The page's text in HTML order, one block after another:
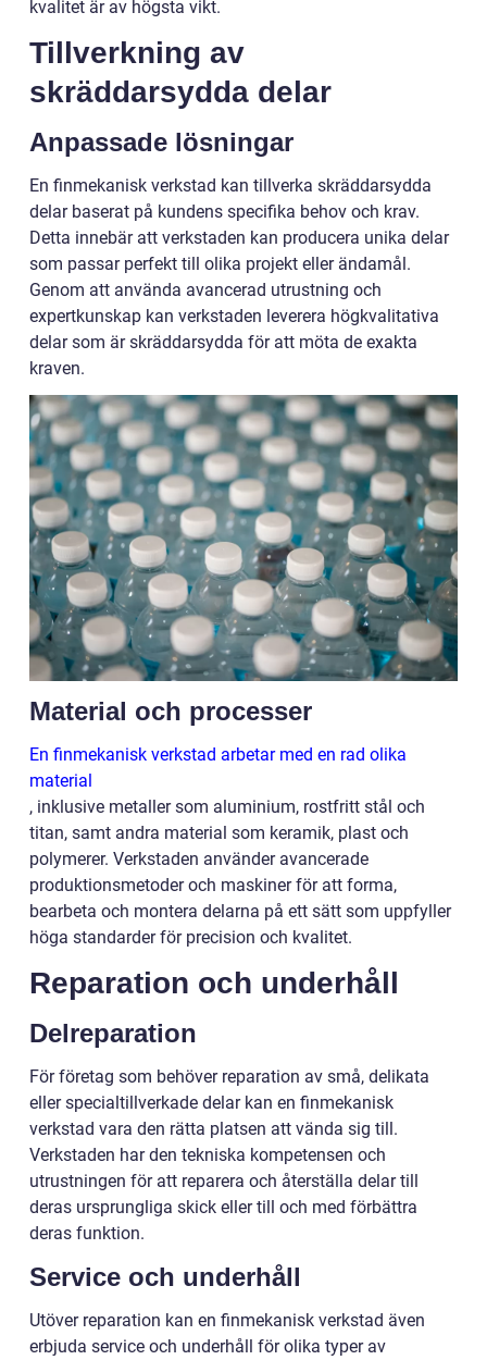
kvalitet är av högsta vikt.
Tillverkning av
skräddarsydda delar
Anpassade lösningar
En finmekanisk verkstad kan tillverka skräddarsydda
delar baserat på kundens specifika behov och krav.
Detta innebär att verkstaden kan producera unika delar
som passar perfekt till olika projekt eller ändamål.
Genom att använda avancerad utrustning och
expertkunskap kan verkstaden leverera högkvalitativa
delar som är skräddarsydda för att möta de exakta
kraven.
Material och processer
En finmekanisk verkstad arbetar med en rad olika
material
, inklusive metaller som aluminium, rostfritt stål och
titan, samt andra material som keramik, plast och
polymerer. Verkstaden använder avancerade
produktionsmetoder och maskiner för att forma,
bearbeta och montera delarna på ett sätt som uppfyller
höga standarder för precision och kvalitet.
Reparation och underhåll
Delreparation
För företag som behöver reparation av små, delikata
eller specialtillverkade delar kan en finmekanisk
verkstad vara den rätta platsen att vända sig till.
Verkstaden har den tekniska kompetensen och
utrustningen för att reparera och återställa delar till
deras ursprungliga skick eller till och med förbättra
deras funktion.
Service och underhåll
Utöver reparation kan en finmekanisk verkstad även
erbjuda service och underhåll för olika typer av